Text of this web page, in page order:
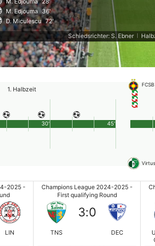
M. Edjouma
36'
D. Miculescu 72'
Schiedsrichter: S. Ebner
1. Halbzeit
45'
30'
FCSB
Virtus
2025 -
LIN
Champions League 2024-2025 -
First qualifying Round
TNS
3:0
DEC